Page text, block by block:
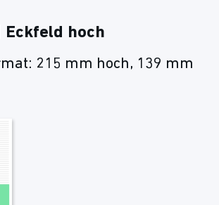
Eckfeld hoch
215 mm hoch, 139 mm